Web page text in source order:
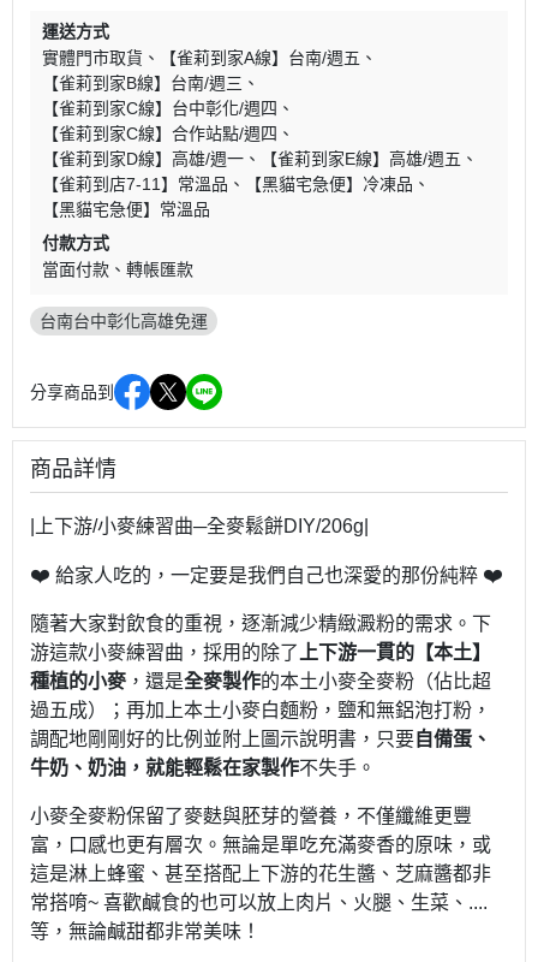
運送方式
實體門市取貨
【雀莉到家A線】台南/週五
【雀莉到家B線】台南/週三
【雀莉到家C線】台中彰化/週四
【雀莉到家C線】合作站點/週四
【雀莉到家D線】高雄/週一
【雀莉到家E線】高雄/週五
【雀莉到店7-11】常溫品
【黑貓宅急便】冷凍品
【黑貓宅急便】常溫品
付款方式
當面付款
轉帳匯款
台南台中彰化高雄免運
分享商品到
商品詳情
|上下游/小麥練習曲─全麥鬆餅DIY/206g|
❤️ 給家人吃的，一定要是我們自己也深愛的那份純粹 ❤️
隨著大家對飲食的重視，逐漸減少精緻澱粉的需求。下
游這款小麥練習曲，採用的除了 上下游一貫的【本土】
種植的小麥 ，還是全麥製作的本土小麥全麥粉（佔比超
過五成）；再加上本土小麥白麵粉，鹽和無鋁泡打粉，
調配地剛剛好的比例並附上圖示說明書，只要自備蛋、
牛奶、奶油，就能輕鬆在家製作不失手。
小麥全麥粉保留了麥麩與胚芽的營養，不僅纖維更豐
富，口感也更有層次。無論是單吃充滿麥香的原味，或
這是淋上蜂蜜、甚至搭配上下游的花生醬、芝麻醬都非
常搭唷~ 喜歡鹹食的也可以放上肉片、火腿、生菜、....
等，無論鹹甜都非常美味！